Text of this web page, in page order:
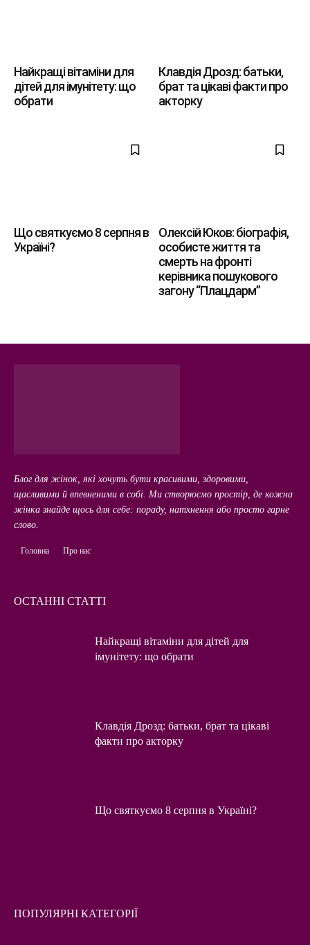
Найкращі вітаміни для
дітей для імунітету: що
обрати
Клавдія Дрозд: батьки,
брат та цікаві факти про
акторку
Що святкуємо 8 серпня в
Україні?
Олексій Юков: біографія,
особисте життя та
смерть на фронті
керівника пошукового
загону “Плацдарм”
Блог для жінок, які хочуть бути красивими, здоровими,
щасливими й впевненими в собі. Ми створюємо простір, де кожна
жінка знайде щось для себе: пораду, натхнення або просто гарне
слово.
Головна Про нас
ОСТАННІ СТАТТІ
Найкращі вітаміни для дітей для
імунітету: що обрати
Клавдія Дрозд: батьки, брат та цікаві
факти про акторку
Що святкуємо 8 серпня в Україні?
ПОПУЛЯРНІ КАТЕГОРІЇ